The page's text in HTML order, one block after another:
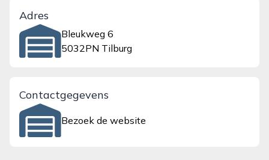
Adres
Bleukweg 6
5032PN Tilburg
Contactgegevens
Bezoek de website